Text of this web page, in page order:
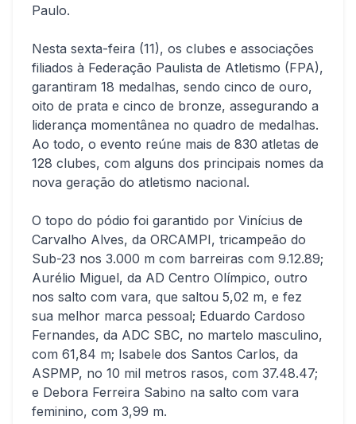
Paulo.
Nesta sexta-feira (11), os clubes e associações
filiados à Federação Paulista de Atletismo (FPA),
garantiram 18 medalhas, sendo cinco de ouro,
oito de prata e cinco de bronze, assegurando a
liderança momentânea no quadro de medalhas.
Ao todo, o evento reúne mais de 830 atletas de
128 clubes, com alguns dos principais nomes da
nova geração do atletismo nacional.
O topo do pódio foi garantido por Vinícius de
Carvalho Alves, da ORCAMPI, tricampeão do
Sub-23 nos 3.000 m com barreiras com 9.12.89;
Aurélio Miguel, da AD Centro Olímpico, outro
nos salto com vara, que saltou 5,02 m, e fez
sua melhor marca pessoal; Eduardo Cardoso
Fernandes, da ADC SBC, no martelo masculino,
com 61,84 m; Isabele dos Santos Carlos, da
ASPMP, no 10 mil metros rasos, com 37.48.47;
e Debora Ferreira Sabino na salto com vara
feminino, com 3,99 m.